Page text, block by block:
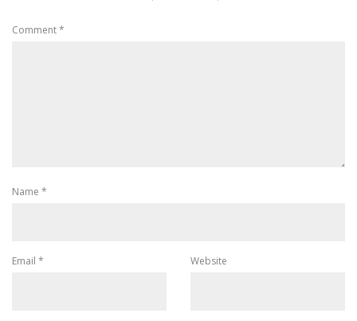
Comment*
Name *
Email * Website